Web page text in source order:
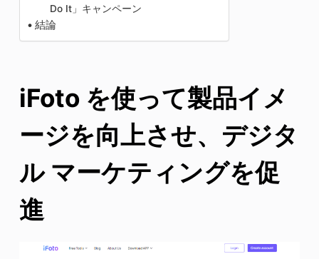
Do It」キャンペーン
結論
iFoto を使って製品イメ
ージを向上させ、デジタ
ル マーケティングを促
進